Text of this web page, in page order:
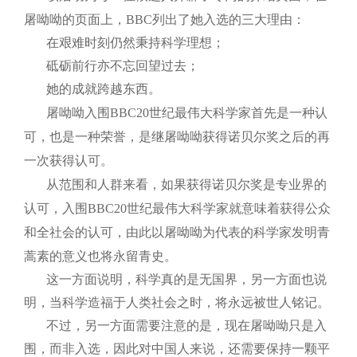
屠呦呦的页面上， BBC列出了她入选的三大理由：
在艰难时刻仍然秉持科学理想；
砥砺前行亦不忘回望过去；
她的成就跨越东西。
屠呦呦入围BBC20世纪最伟大科学家首先是一种认
可，也是一种荣誉，是继屠呦呦获得诺贝尔奖之后的再
一次获得认可。
从范围和人群来看，如果获得诺贝尔奖是专业界的
认可，入围BBC20世纪最伟大科学家就意味着获得公众
和全社会的认可，由此以屠呦呦为代表的科学家发明青
蒿素的意义也将永留青史。
这一方面说明，科学真的是无国界，另一方面也说
明，当科学造福于人类社会之时，将永远被世人铭记。
不过，另一方面需要注意的是，现在屠呦呦只是入
围，而非入选，因此对中国人来说，还需要保持一颗平